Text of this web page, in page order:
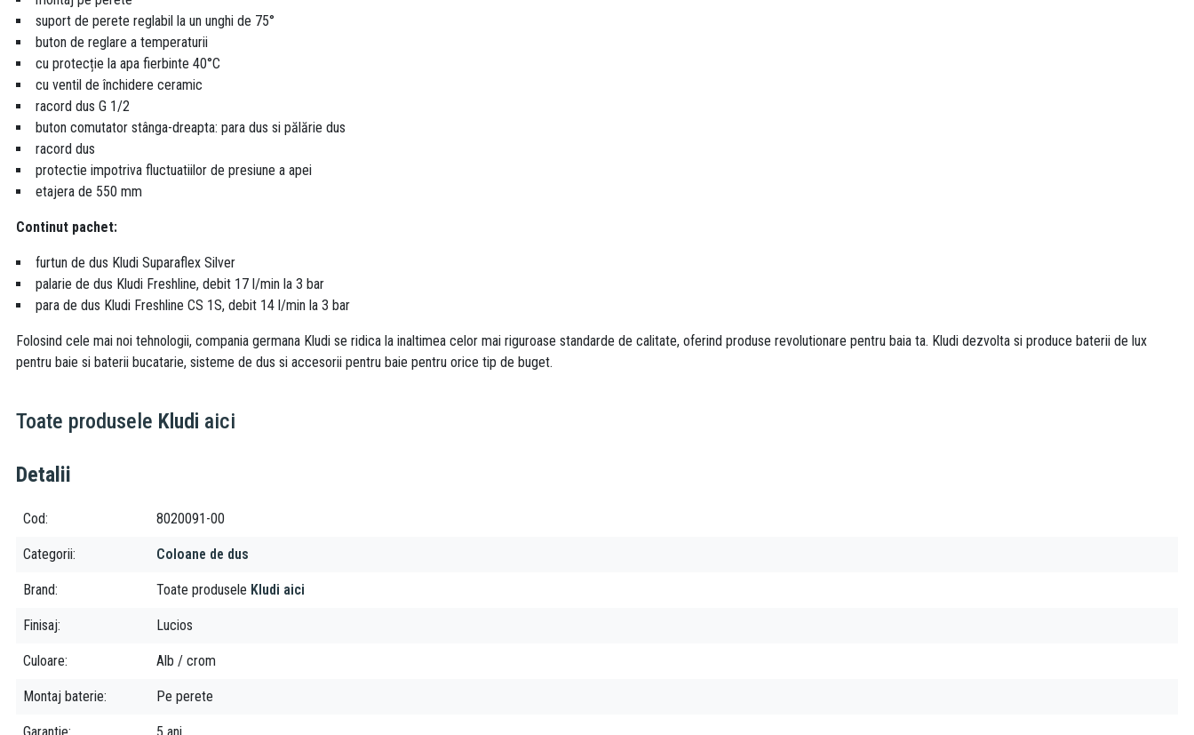
suport de perete reglabil la un unghi de 75°
buton de reglare a temperaturii
cu protecție la apa fierbinte 40°C
cu ventil de închidere ceramic
racord dus G 1/2
buton comutator stânga-dreapta: para dus si pălărie dus
racord dus
protectie impotriva fluctuatiilor de presiune a apei
etajera de 550 mm
Continut pachet:
furtun de dus Kludi Suparaflex Silver
palarie de dus Kludi Freshline, debit 17 l/min la 3 bar
para de dus Kludi Freshline CS 1S, debit 14 l/min la 3 bar
Folosind cele mai noi tehnologii, compania germana Kludi se ridica la inaltimea celor mai riguroase standarde de calitate, oferind produse revolutionare pentru baia ta. Kludi dezvolta si produce baterii de lux
pentru baie si baterii bucatarie, sisteme de dus si accesorii pentru baie pentru orice tip de buget.
Toate produsele Kludi aici
Detalii
Cod 8020091-00
Categorii Coloane de dus
Brand Toate produsele Kludi aici
Finisaj Lucios
Culoare Alb / crom
Montaj baterie Pe perete